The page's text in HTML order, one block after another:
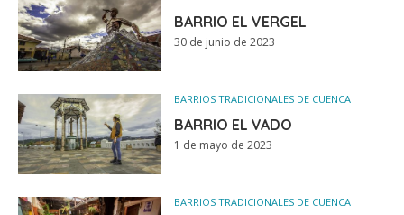
BARRIO EL VERGEL
30 de junio de 2023
BARRIOS TRADICIONALES DE CUENCA
BARRIO EL VADO
1 de mayo de 2023
BARRIOS TRADICIONALES DE CUENCA